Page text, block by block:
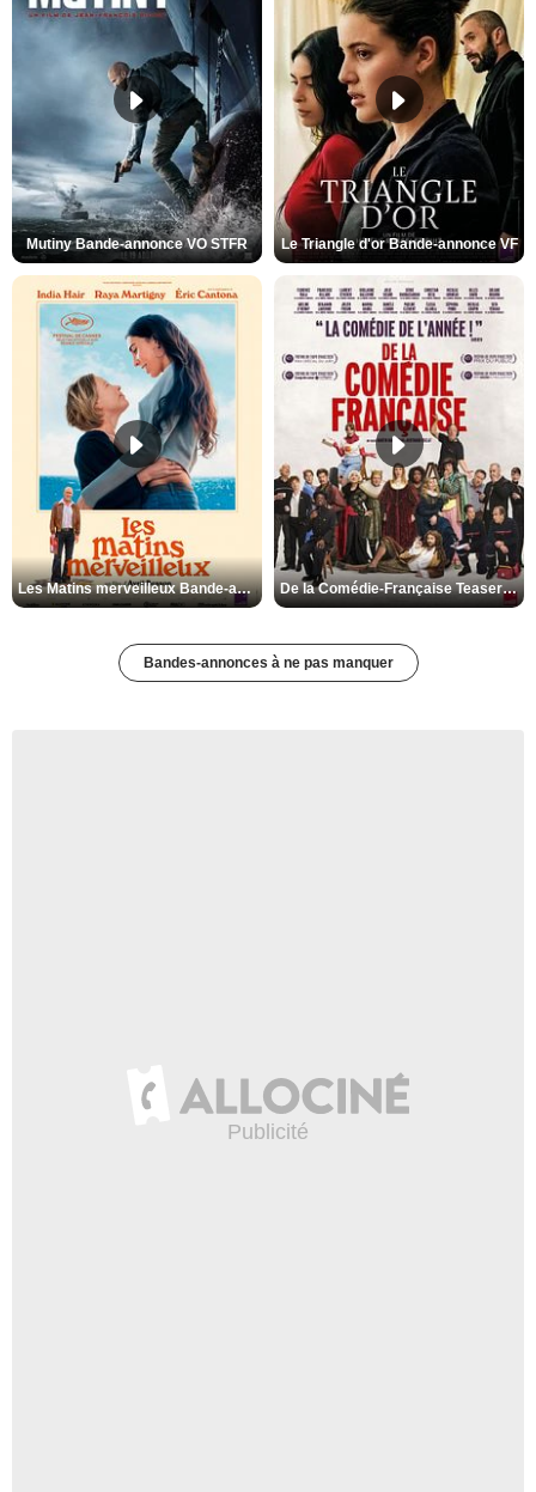
Mutiny Bande-annonce VO STFR Le Triangle d'or Bande-annonce VF
Les Matins merveilleux Bande-annonce VF De la Comédie-Française Teaser VF
Bandes-annonces à ne pas manquer